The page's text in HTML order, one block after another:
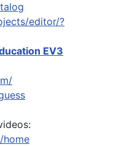
editor/?
EV3
home